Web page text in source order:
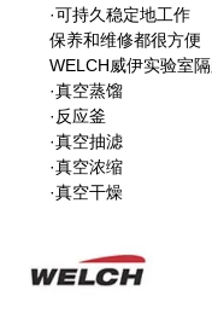
·可持久稳定地工作
保养和维修都很方便
WELCH威伊实验室隔
·真空蒸馏
·反应釜
·真空抽滤
·真空浓缩
·真空干燥